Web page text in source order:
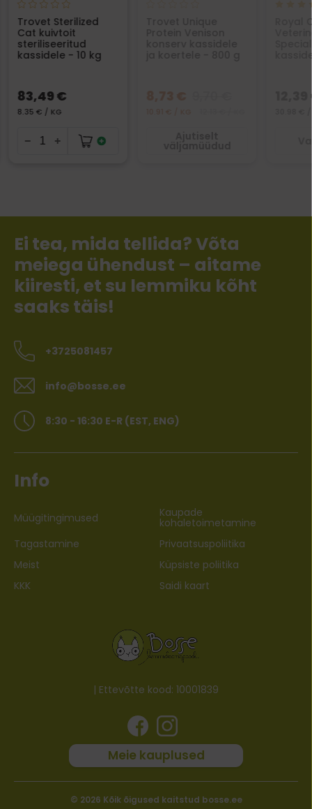
Trovet Sterilized
Cat kuivtoit
steriliseeritud
kassidele - 10 kg
83,49 €
8.35 € / KG
Royal
Ei tea, mida tellida? Võta
meiega ühendust – aitame
kiiresti, et su lemmiku kõht
saaks täis!
+3725081457
info@bosse.ee
8:30 - 16:30 E-R (EST, ENG)
Info
Müügitingimused Kaupade
kohaletoimetamine
Tagastamine
Privaatsuspoliitika
Meist
Küpsiste poliitika
KKK
Saidi kaart
| Ettevõtte kood: 10001839
Meie kauplused
© 2026 Kõik õigused kaitstud bosse.ee